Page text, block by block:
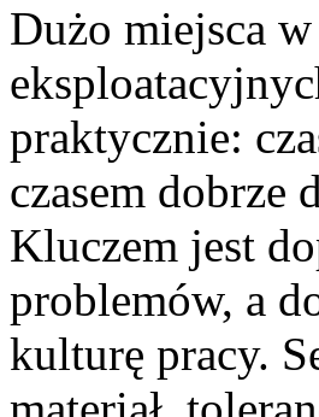
Dużo miejsca
praktycznie:
czasem dobrze
Kluczem jest
problemów, a
kulturę pracy.